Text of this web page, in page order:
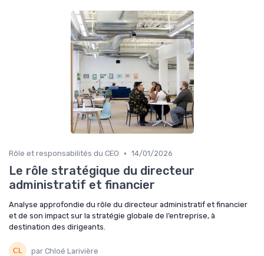
Rôle et responsabilités du CEO • 14/01/2026
Le rôle stratégique du directeur
administratif et financier
Analyse approfondie du rôle du directeur administratif et financier
et de son impact sur la stratégie globale de l’entreprise, à
destination des dirigeants.
par Chloé Larivière